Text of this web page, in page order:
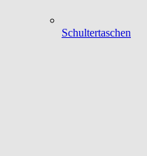
Schultertaschen